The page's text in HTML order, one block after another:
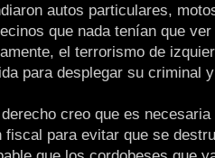
autos particulares,
que nada tenían que
el terrorismo de
para desplegar su criminal
creo que es
fiscal para evitar que se